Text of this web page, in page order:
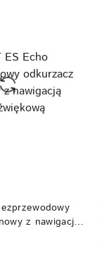
z nawigacją
KOSZYKA